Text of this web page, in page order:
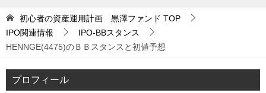
初心者の資産運用計画 黒澤ファンド TOP
IPO関連情報
IPO-BBスタンス
HENNGE(4475)のＢＢスタンスと初値予想
プロフィール